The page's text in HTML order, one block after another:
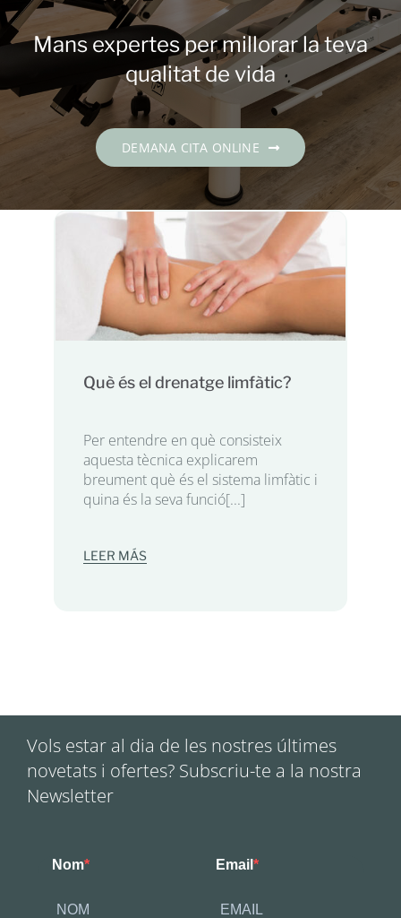
Contacte
Català
Mans expertes per millorar la teva
qualitat de vida
DEMANA CITA ONLINE
Què és el drenatge limfàtic?
Per entendre en què consisteix
aquesta tècnica explicarem
breument què és el sistema limfàtic i
quina és la seva funció[...]
LEER MÁS
Vols estar al dia de les nostres últimes
novetats i ofertes? Subscriu-te a la nostra
Newsletter
Nom Email